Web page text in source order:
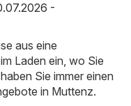
-
aus eine
Laden ein, wo Sie
Sie immer einen
in Muttenz.